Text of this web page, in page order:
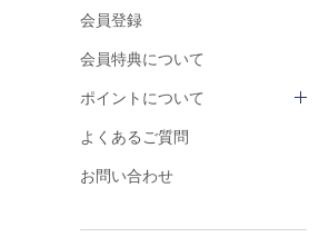
会員登録
会員特典について
ポイントについて
よくあるご質問
お問い合わせ